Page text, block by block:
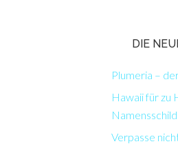
DIE
Plumeria –
Hawaii für zu
Namensschild
Verpasse